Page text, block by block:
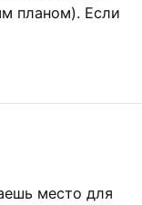
планом). Если
место для